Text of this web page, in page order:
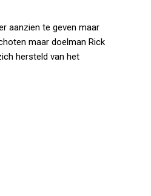
aanzien te geven maar
maar doelman Rick
hersteld van het